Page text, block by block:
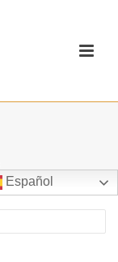
Español